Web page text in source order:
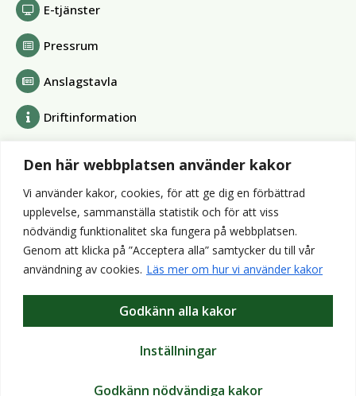
Den här webbplatsen använder kakor
Vi använder kakor, cookies, för att ge dig en förbättrad
upplevelse, sammanställa statistik och för att viss
nödvändig funktionalitet ska fungera på webbplatsen.
Genom att klicka på ”Acceptera alla” samtycker du till vår
användning av cookies. Läs mer om hur vi använder kakor
Inställningar
Godkänn nödvändiga kakor
Godkänn alla kakor
E-tjänster
Pressrum
Anslagstavla
Driftinformation
Alvesta Renhållnings AB
Alvesta Energi AB
AllboHus Bostad AB
Huseby bruk AB
Värends räddningstjänst
Wexnet AB